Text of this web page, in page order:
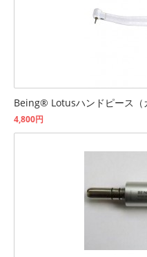
Being® Lotusハンドピース（
4,800円